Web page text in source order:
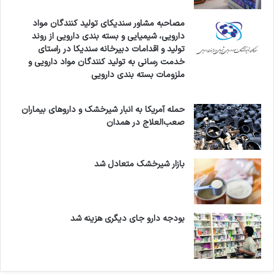
دیاکو حسینی نیز در پاسخ به این اظهارنظر گفت:
گستردگی ظاهری کارها به معنی آن نیست که ما
کمّی‌گرا هستیم؛ مبنای کار ما حتما صرف کار کمّی
موازی‌کاری با اتاق ایران، کارگروه مشترکی ایجاد کرده
که نه‌تنها کارها با یکدیگر موازی نباشند که مکمل
یکدیگر باشند.
همچنینحمیدرضا محمدی
اقتصاد سلامت ایران از ضرورت ارتباط موثر میان
تشکل‌ها و واحد پژوهشی اتاق سخن گفت.
مصاحبه مشاور سندیکای تولید کنندگان مواد
دارویی، شیمیایی و بسته بندی دارویی از روند
تولید و اقدامات دبیرخانه سندیکا در راستای
خدمت رسانی به تولید کنندگان مواد دارویی و
ملزومات بسته بندی دارویی
حمله آمریکا به انبار شیرخشک و داروهای بیماران
صعب‌العلاج در همدان
بازار شیرخشک متعادل شد
بودجه دارو جای دیگری هزینه شد